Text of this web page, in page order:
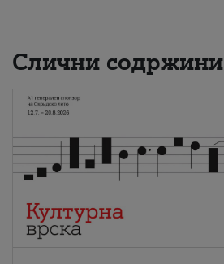
Слични содржини